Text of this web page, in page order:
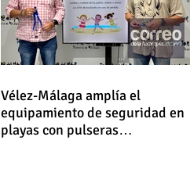
Vélez-Málaga amplía el
equipamiento de seguridad en
playas con pulseras